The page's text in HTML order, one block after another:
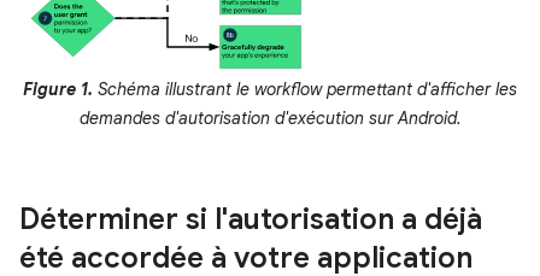
Figure 1. Schéma illustrant le workflow permettant d'afficher les
demandes d'autorisation d'exécution sur Android.
Déterminer si l'autorisation a déjà
été accordée à votre application